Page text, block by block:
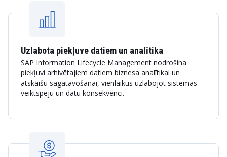
Uzlabota piekļuve datiem un analītika
SAP Information Lifecycle Management nodrošina
piekļuvi arhivētajiem datiem biznesa analītikai un
atskaišu sagatavošanai, vienlaikus uzlabojot sistēmas
veiktspēju un datu konsekvenci.